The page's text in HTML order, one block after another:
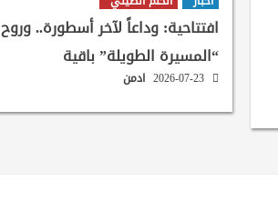
افتتاحية: وداعاً لآخر أسطورة.. وروح
“المسيرة الطويلة” باقية
2026-07-23 ادمن